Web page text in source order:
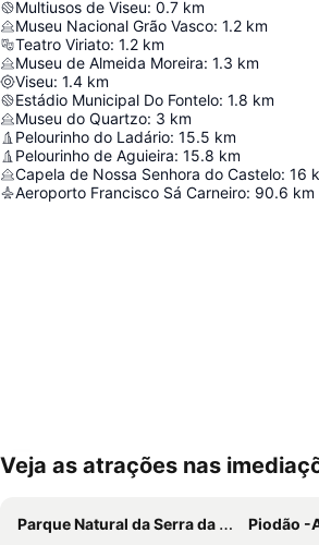
Multiusos de Viseu: 0.7 km
Museu Nacional Grão Vasco: 1.2 km
Teatro Viriato: 1.2 km
Museu de Almeida Moreira: 1.3 km
Viseu: 1.4 km
Estádio Municipal Do Fontelo: 1.8 km
Museu do Quartzo: 3 km
Pelourinho do Ladário: 15.5 km
Pelourinho de Aguieira: 15.8 km
Capela de Nossa Senhora do Castelo: 16
Aeroporto Francisco Sá Carneiro: 90.6 km
Ampliar mapa
Veja as atrações nas
Parque Natural da Serra da Estrela
Piodão -